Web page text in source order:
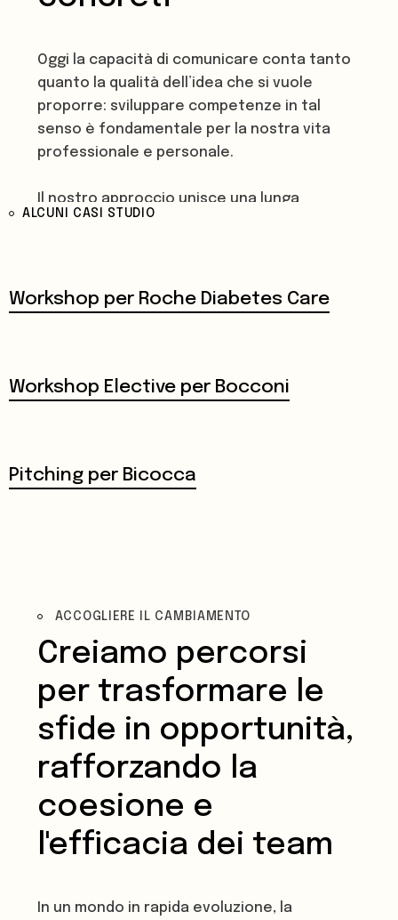
Oggi la capacità di comunicare conta tanto
quanto la qualità dell’idea che si vuole
proporre: sviluppare competenze in tal
senso è fondamentale per la nostra vita
professionale e personale.
Il nostro approccio unisce una lunga
esperienza teatrale con la visione
pensiero laterale e logiche non ordinarie,
mescolando l'esperienza pratica artistica
ALCUNI CASI STUDIO
Workshop per Roche Diabetes Care
Workshop Elective per Bocconi
Pitching per Bicocca
ACCOGLIERE IL CAMBIAMENTO
Creiamo percorsi
per trasformare le
sfide in opportunità,
rafforzando la
coesione e
l'efficacia dei team
In un mondo in rapida evoluzione, la